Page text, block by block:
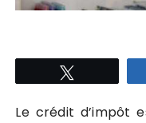
Le crédit d’impôt